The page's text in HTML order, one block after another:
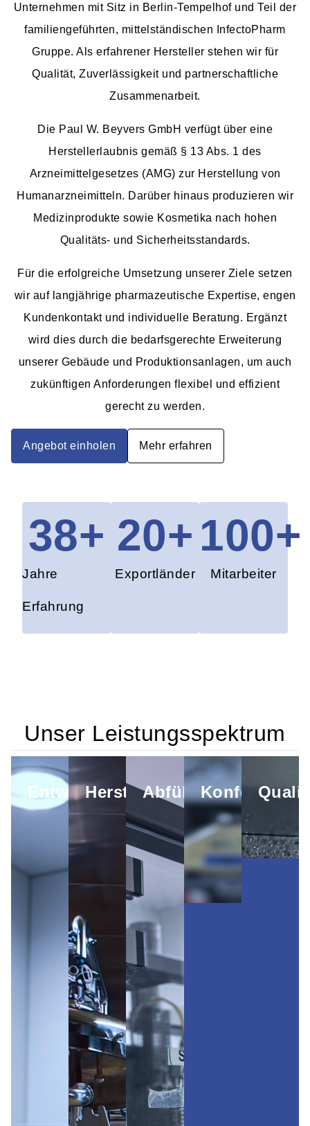
Unternehmen mit Sitz in Berlin-Tempelhof und Teil der
familiengeführten, mittelständischen InfectoPharm
Gruppe. Als erfahrener Hersteller stehen wir für
Qualität, Zuverlässigkeit und partnerschaftliche
Zusammenarbeit.
Die Paul W. Beyvers GmbH verfügt über eine
Herstellerlaubnis gemäß § 13 Abs. 1 des
Arzneimittelgesetzes (AMG) zur Herstellung von
Humanarzneimitteln. Darüber hinaus produzieren wir
Medizinprodukte sowie Kosmetika nach hohen
Qualitäts- und Sicherheitsstandards.
Für die erfolgreiche Umsetzung unserer Ziele setzen
wir auf langjährige pharmazeutische Expertise, engen
Kundenkontakt und individuelle Beratung. Ergänzt
wird dies durch die bedarfsgerechte Erweiterung
unserer Gebäude und Produktionsanlagen, um auch
zukünftigen Anforderungen flexibel und effizient
gerecht zu werden.
Angebot einholen Mehr erfahren
Jahre
Erfahrung
38+
Exportländer
20+
Mitarbeiter
100+
Unser Leistungsspektrum
EntwicklungHerstellungAbfüllung